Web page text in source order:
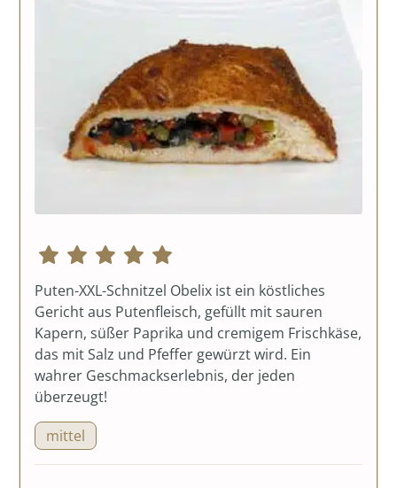
Puten-XXL-Schnitzel Obelix ist ein köstliches
Gericht aus Putenfleisch, gefüllt mit sauren
Kapern, süßer Paprika und cremigem Frischkäse,
das mit Salz und Pfeffer gewürzt wird. Ein
wahrer Geschmackserlebnis, der jeden
überzeugt!
mittel